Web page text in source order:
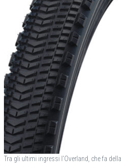
Tra gli ultimi ingressi l’Overland, che fa